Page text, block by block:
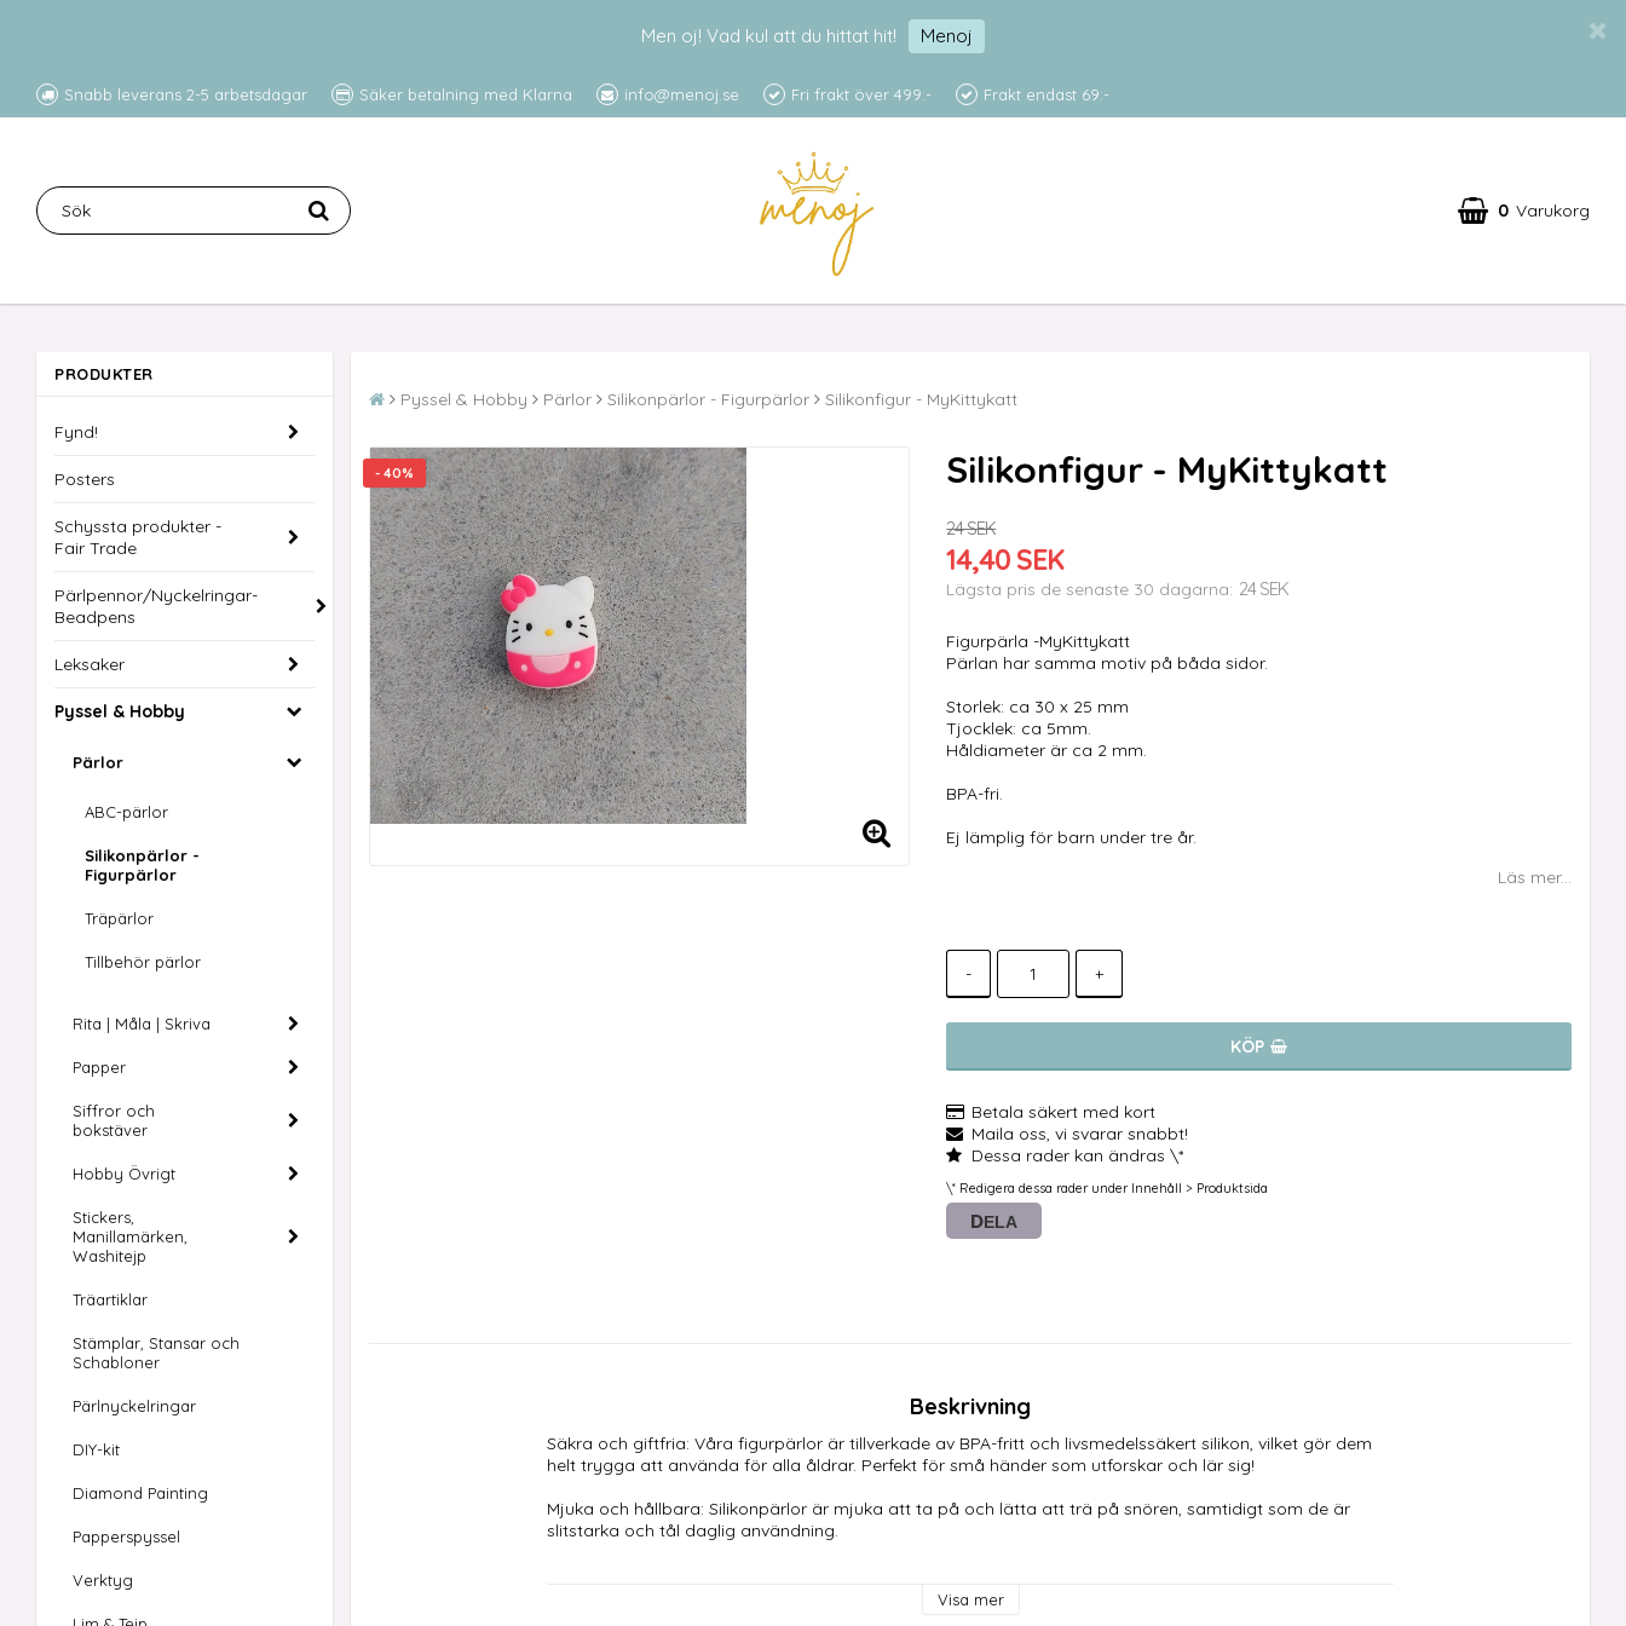
Men oj! Vad kul att du hittat hit! Menoj
Snabb leverans 2-5 arbetsdagar Säker betalning med Klarna info@menoj.se Fri frakt över 499:- Frakt endast 69:-
0 Varukorg
PRODUKTER
Fynd!
Posters
Schyssta produkter -
Fair Trade
Pärlpennor/Nyckelringar-
Beadpens
Leksaker
Pyssel & Hobby
Pärlor
ABC-pärlor
Silikonpärlor -
Figurpärlor
Träpärlor
Tillbehör pärlor
Rita | Måla | Skriva
Papper
Siffror och
bokstäver
Hobby Övrigt
Stickers,
Manillamärken,
Washitejp
Träartiklar
Stämplar, Stansar och
Schabloner
Pärlnyckelringar
DIY-kit
Diamond Painting
Papperspyssel
Verktyg
Pyssel & Hobby Pärlor Silikonpärlor - Figurpärlor Silikonfigur - MyKittykatt
- 40% Silikonfigur - MyKittykatt
24 SEK
14,40 SEK
Lägsta pris de senaste 30 dagarna 24 SEK
Figurpärla -MyKittykatt
Pärlan har samma motiv på båda sidor.
Storlek: ca 30 x 25 mm
Tjocklek: ca 5mm.
Håldiameter är ca 2 mm.
BPA-fri.
Ej lämplig för barn under tre år.
Läs mer...
- +
KÖP
Betala säkert med kort
Maila oss, vi svarar snabbt!
Dessa rader kan ändras \*
\* Redigera dessa rader under Innehåll > Produktsida
DELA
Beskrivning
Säkra och giftfria: Våra figurpärlor är tillverkade av BPA-fritt och livsmedelssäkert silikon, vilket gör dem
helt trygga att använda för alla åldrar. Perfekt för små händer som utforskar och lär sig!
Mjuka och hållbara: Silikonpärlor är mjuka att ta på och lätta att trä på snören, samtidigt som de är
slitstarka och tål daglig användning.
halsband till nyckelringar och andra DIY-projekt. De kan även användas för sensoriska leksaker och
Visa mer